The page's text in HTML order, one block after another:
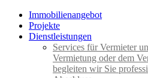
Immobilienangebot
Projekte
Dienstleistungen
Services für Vermieter
Vermietung oder dem
begleiten wir Sie